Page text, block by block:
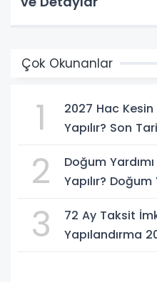
Çok Okunanlar
1
2027 Hac Kesin
Yapılır? Son
2
Doğum
Yapılır?
3
72 Ay Taksit
Yapılandırma